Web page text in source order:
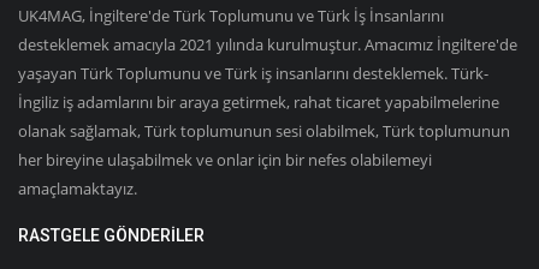
UK4MAG, İngiltere'de Türk Toplumunu ve Türk İş İnsanlarını
desteklemek amacıyla 2021 yılında kurulmuştur. Amacımız İngiltere'de
yaşayan Türk Toplumunu ve Türk iş insanlarını desteklemek. Türk-
İngiliz iş adamlarını bir araya getirmek, rahat ticaret yapabilmelerine
olanak sağlamak, Türk toplumunun sesi olabilmek, Türk toplumunun
her bireyine ulaşabilmek ve onlar için bir nefes olabilemeyi
amaçlamaktayız.
RASTGELE GÖNDERILER